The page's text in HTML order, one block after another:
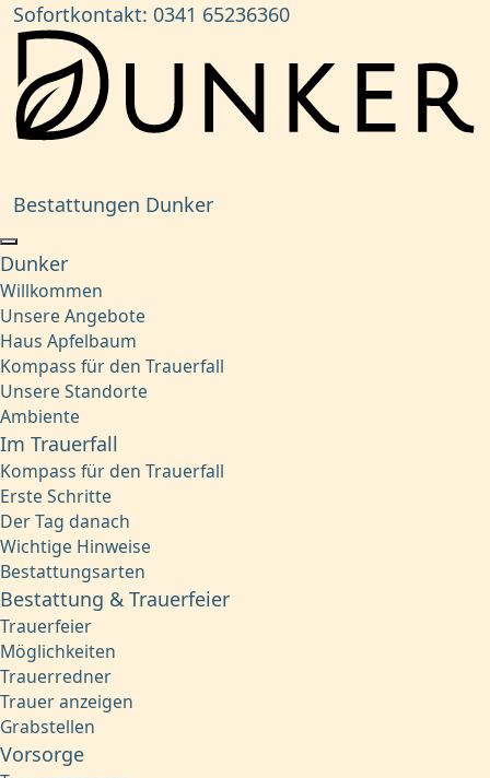
Sofortkontakt: 0341 65236360
Bestattungen Dunker
Dunker
Willkommen
Unsere Angebote
Haus Apfelbaum
Kompass für den Trauerfall
Unsere Standorte
Ambiente
Im Trauerfall
Kompass für den Trauerfall
Erste Schritte
Der Tag danach
Wichtige Hinweise
Bestattungsarten
Bestattung & Trauerfeier
Trauerfeier
Möglichkeiten
Trauerredner
Trauer anzeigen
Grabstellen
Vorsorge